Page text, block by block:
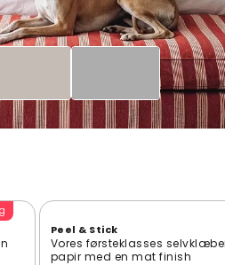
Peel & Stick
Vores førsteklasses
papir med en mat finish